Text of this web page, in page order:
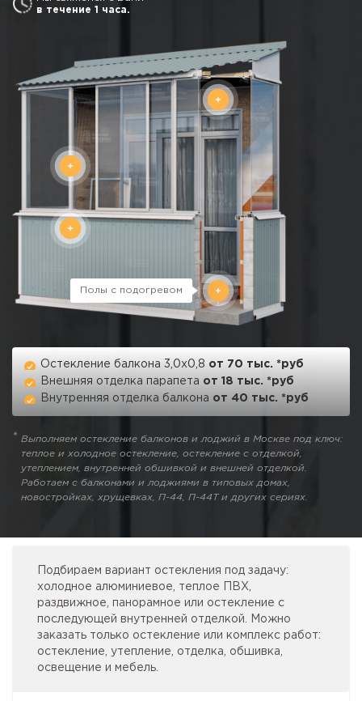
в течение 1 часа.
Полы с подогревом
Профнастил,
Остекление балкона 3,0x0,8 от 70 тыс. *руб
Внешняя отделка парапета от 18 тыс. *руб
Внутренняя отделка балкона от 40 тыс. *руб
Выполняем остекление балконов и лоджий в Москве под ключ:
теплое и холодное остекление, остекление с отделкой,
утеплением, внутренней обшивкой и внешней отделкой.
Работаем с балконами и лоджиями в типовых домах,
новостройках, хрущевках, П-44, П-44Т и других сериях.
Подбираем вариант остекления под задачу:
холодное алюминиевое, теплое ПВХ,
раздвижное, панорамное или остекление с
последующей внутренней отделкой. Можно
заказать только остекление или комплекс работ:
остекление, утепление, отделка, обшивка,
освещение и мебель.